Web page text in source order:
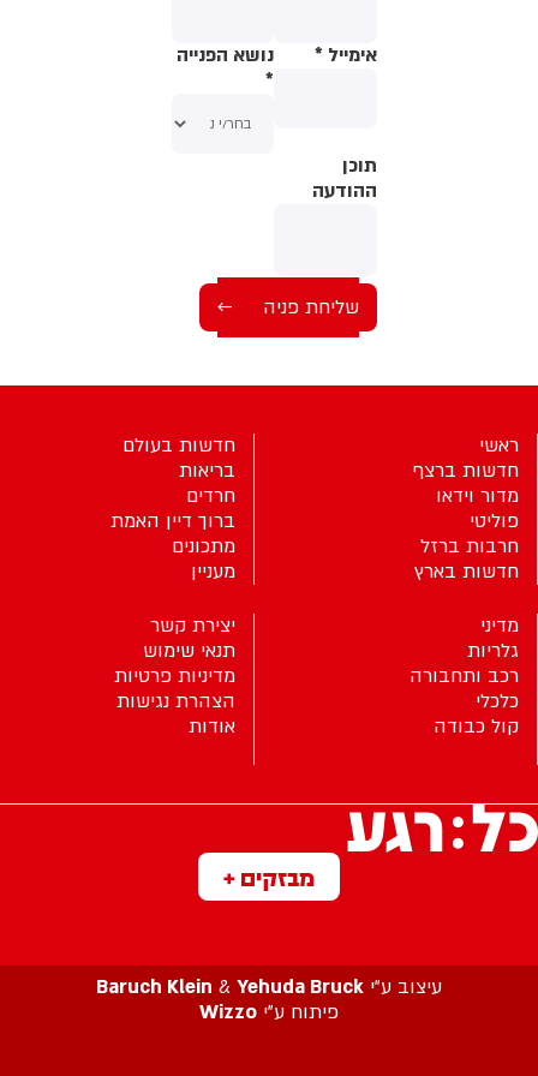
אימייל *
נושא הפנייה
*
תוכן
ההודעה
מבזקים +
ראשי
חדשות ברצף
מדור וידאו
פוליטי
חרבות ברזל
חדשות בארץ
חדשות בעולם
בריאות
חרדים
ברוך דיין האמת
מתכונים
מעניין
מדיני
גלריות
רכב ותחבורה
כלכלי
קול כבודה
יצירת קשר
תנאי שימוש
מדיניות פרטיות
הצהרת נגישות
אודות
עיצוב ע”י Baruch Klein & Yehuda Bruck
פיתוח ע”י Wizzo